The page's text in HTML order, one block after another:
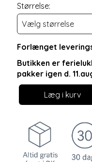
Størrelse:
Forlænget
Butikken er
pakker igen d.
Læg i kurv